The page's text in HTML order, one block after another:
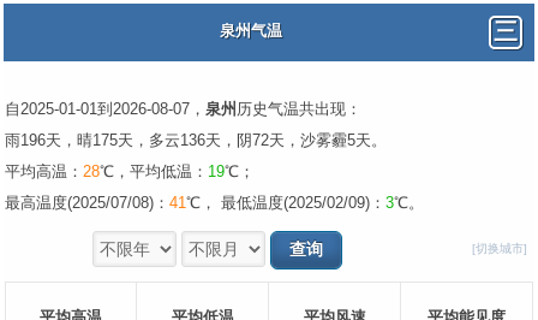
泉州气温
自2025-01-01到2026-08-07， 泉州 历史气温共出现：
雨196天，晴175天，多云136天，阴72天，沙雾霾5天。
平均高温： 28℃，平均低温： 19℃；
最高温度(2025/07/08)： 41℃， 最低温度(2025/02/09)： 3℃。
[切换城市]